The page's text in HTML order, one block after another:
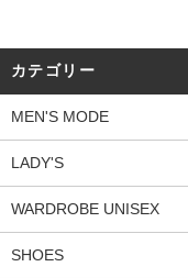
カテゴリー
MEN'S MODE
LADY'S
WARDROBE UNISEX
SHOES